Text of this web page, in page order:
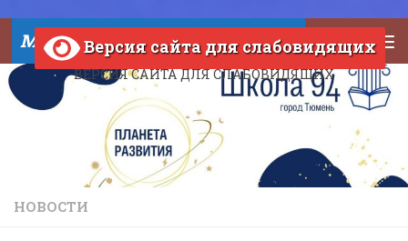
Skip to content
МАОУ СОШ №94 города Тюмени
ВЕРСИЯ САЙТА ДЛЯ СЛАБОВИДЯЩИХ
Версия сайта для слабовидящих
НОВОСТИ